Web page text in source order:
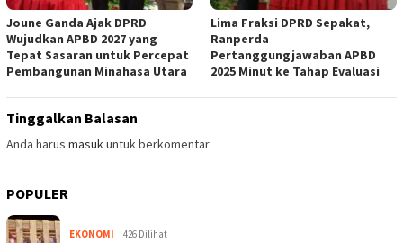
Joune Ganda Ajak DPRD
Wujudkan APBD 2027 yang
Tepat Sasaran untuk Percepat
Pembangunan Minahasa Utara
Lima Fraksi DPRD Sepakat,
Ranperda
Pertanggungjawaban APBD
2025 Minut ke Tahap Evaluasi
Tinggalkan Balasan
Anda harus masukuntuk berkomentar.
POPULER
EKONOMI 426 Dilihat